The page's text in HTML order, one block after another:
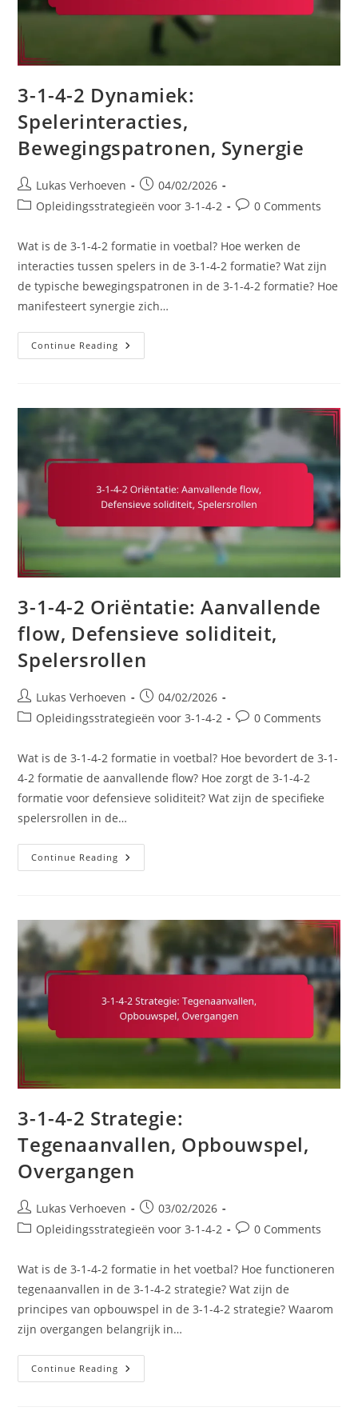
3-1-4-2 Dynamiek:
Spelerinteracties,
Bewegingspatronen, Synergie
Post
author:
Lukas Verhoeven
Post
published:
04/02/2026
PostOpleidingsstrategieën voor 3-1-4-2
Post0 Comments
Wat is de 3-1-4-2 formatie in voetbal? Hoe werken de
interacties tussen spelers in de 3-1-4-2 formatie? Wat zijn
de typische bewegingspatronen in de 3-1-4-2 formatie? Hoe
manifesteert synergie zich…
Continue Reading 3-
1-
Bewegingspatronen,
Synergie
3-1-4-2 Oriëntatie: Aanvallende
flow, Defensieve soliditeit,
Spelersrollen
Post
author:
Lukas Verhoeven
Post
published:
04/02/2026
PostOpleidingsstrategieën voor 3-1-4-2
Post0 Comments
Wat is de 3-1-4-2 formatie in voetbal? Hoe bevordert de 3-1-
4-2 formatie de aanvallende flow? Hoe zorgt de 3-1-4-2
formatie voor defensieve soliditeit? Wat zijn de specifieke
spelersrollen in de…
Continue Reading 3-
1-
Flow,
Defensieve
Soliditeit,
Spelersrollen
3-1-4-2 Strategie:
Tegenaanvallen, Opbouwspel,
Overgangen
Post
author:
Lukas Verhoeven
Post
published:
03/02/2026
PostOpleidingsstrategieën voor 3-1-4-2
Post0 Comments
Wat is de 3-1-4-2 formatie in het voetbal? Hoe functioneren
tegenaanvallen in de 3-1-4-2 strategie? Wat zijn de
principes van opbouwspel in de 3-1-4-2 strategie? Waarom
zijn overgangen belangrijk in…
Continue Reading 3-
1-